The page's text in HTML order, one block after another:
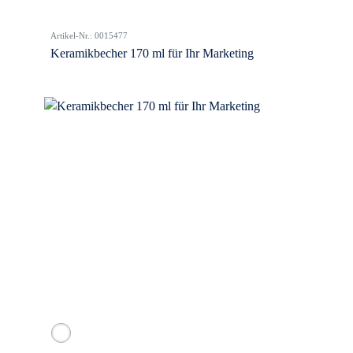
Artikel-Nr.: 0015477
Keramikbecher 170 ml für Ihr Marketing